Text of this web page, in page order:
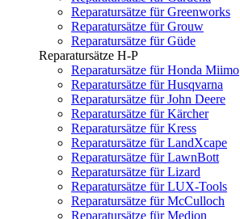
Reparatursätze für Greenworks
Reparatursätze für Grouw
Reparatursätze für Güde
Reparatursätze H-P
Reparatursätze für Honda Miimo
Reparatursätze für Husqvarna
Reparatursätze für John Deere
Reparatursätze für Kärcher
Reparatursätze für Kress
Reparatursätze für LandXcape
Reparatursätze für LawnBott
Reparatursätze für Lizard
Reparatursätze für LUX-Tools
Reparatursätze für McCulloch
Reparatursätze für Medion